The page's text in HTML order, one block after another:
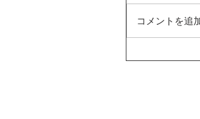
コメントを追